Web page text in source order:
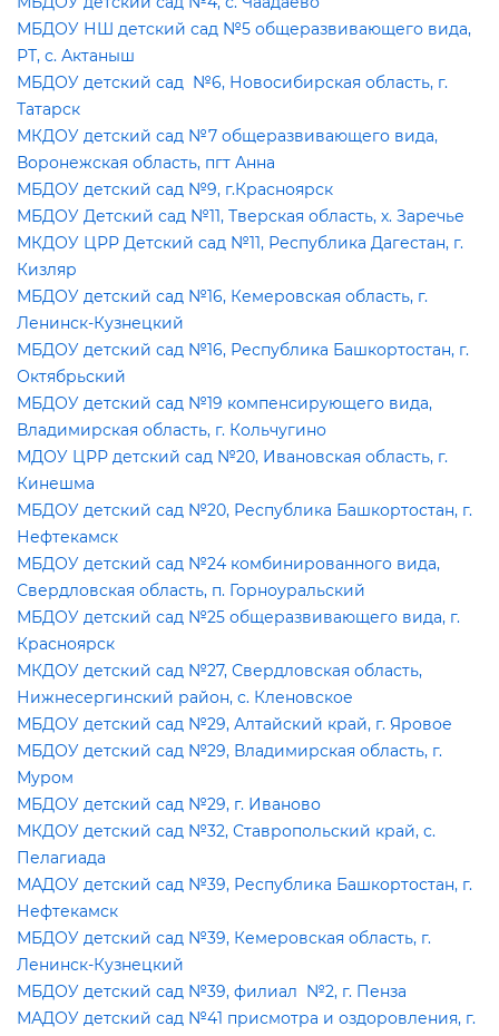
МБДОУ НШ детский сад №5 общеразвивающего вида,
РТ, с. Актаныш
МБДОУ детский сад №6, Новосибирская область, г.
Татарск
МКДОУ детский сад №7 общеразвивающего вида,
оронежская область, пгт Анна
МБДОУ детский сад №9, г.Красноярск
МБДОУ Детский сад №11, Тверская область, х. Заречье
МКДОУ ЦРР Детский сад №11, Республика Дагестан, г.
Кизляр
МБДОУ детский сад №16, Кемеровская область, г.
Ленинск-Кузнецкий
МБДОУ детский сад №16, Республика Башкортостан, г.
Октябрьский
МБДОУ детский сад №19 компенсирующего вида,
ладимирская область, г. Кольчугино
МДОУ ЦРР детский сад №20, Ивановская область, г.
Кинешма
МБДОУ детский сад №20, Республика Башкортостан, г.
Нефтекамск
МБДОУ детский сад №24 комбинированного вида,
Свердловская область, п. Горноуральский
МБДОУ детский сад №25 общеразвивающего вида, г.
Красноярск
МКДОУ детский сад №27, Свердловская область,
Нижнесергинский район, с. Кленовское
МБДОУ детский сад №29, Алтайский край, г. Яровое
МБДОУ детский сад №29, Владимирская область, г.
Муром
МБДОУ детский сад №29, г. Иваново
МКДОУ детский сад №32, Ставропольский край, с.
Пелагиада
МАДОУ детский сад №39, Республика Башкортостан, г.
Нефтекамск
МБДОУ детский сад №39, Кемеровская область, г.
Ленинск-Кузнецкий
МБДОУ детский сад №39, филиал №2, г. Пенза
МАДОУ детский сад №41 присмотра и оздоровления, г.